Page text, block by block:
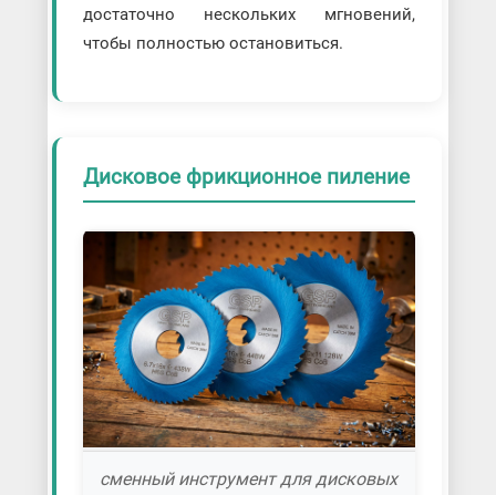
достаточно нескольких мгновений,
чтобы полностью остановиться.
Дисковое фрикционное пиление
сменный инструмент для дисковых